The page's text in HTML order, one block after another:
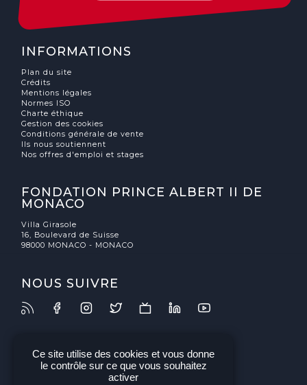
INFORMATIONS
Plan du site
Crédits
Mentions légales
Normes ISO
Charte éthique
Gestion des cookies
Conditions générale de vente
Ils nous soutiennent
Nos offres d'emploi et stages
FONDATION PRINCE ALBERT II DE
MONACO
Villa Girasole
16, Boulevard de Suisse
98000 MONACO - MONACO
NOUS SUIVRE
Ce site utilise des cookies et vous donne
le contrôle sur ce que vous souhaitez
activer